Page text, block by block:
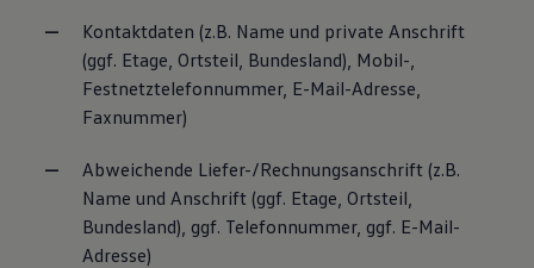
Kontaktdaten (z.B. Name und private Anschrift
(ggf. Etage, Ortsteil, Bundesland), Mobil-,
Festnetztelefonnummer, E-Mail-Adresse,
Faxnummer)
Abweichende Liefer-/Rechnungsanschrift (z.B.
Name und Anschrift (ggf. Etage, Ortsteil,
Bundesland), ggf. Telefonnummer, ggf. E-Mail-
Adresse)